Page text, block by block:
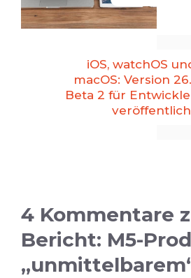
iOS, watchOS
macOS: Version
Beta 2 für
4 Kommentare
Bericht: M5-